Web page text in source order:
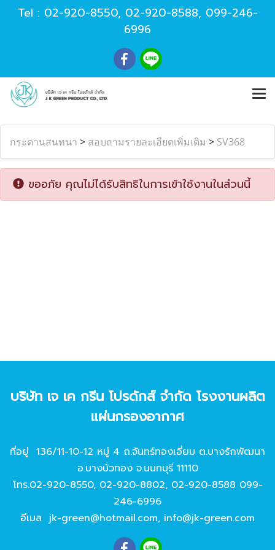
Tel : 02-920-8550, 02-920-8588, 099-246-
6996
กระดานสนทนา > สอบถามรายละเอียดเพิ่มเติม > SV368
ขออภัย คุณไม่ได้รับสิทธิในการเข้าใช้งานในส่วนนี้
บริษัท เจ เค กรีน โปรดักส์ จํากัด โรงงานผลิต
แผ่นกรองอากาศ
ที่อยู่ 136/11-10-12 หมู่ 4 ถ.จันทร์ทองเอี่ยม ต.บางรักพัฒนา
อ.บางบัวทอง จ.นนทบุรี 11110
โทร.02-920-8550, 02-920-8802, 02-920-8588 099-
246-6996
อีเมล jk-green@hotmail.com, info@jk-green.com